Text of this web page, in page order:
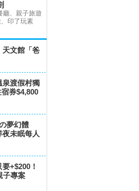
廳、親子旅遊
印了玩素
天文館「爸
泉渡假村獨
券$4,800
夢幻體
未眠每人
+$200！
子專案